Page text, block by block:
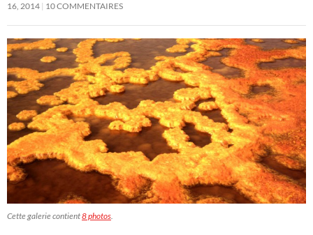
16, 2014 10 COMMENTAIRES
Cette galerie contient8 photos.